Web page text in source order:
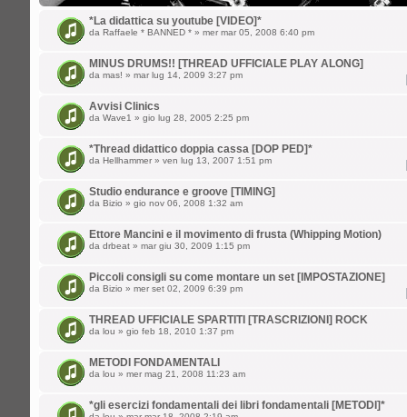
*La didattica su youtube [VIDEO]*
da Raffaele * BANNED * » mer mar 05, 2008 6:40 pm
MINUS DRUMS!! [THREAD UFFICIALE PLAY ALONG]
da mas! » mar lug 14, 2009 3:27 pm
Avvisi Clinics
da Wave1 » gio lug 28, 2005 2:25 pm
*Thread didattico doppia cassa [DOP PED]*
da Hellhammer » ven lug 13, 2007 1:51 pm
Studio endurance e groove [TIMING]
da Bizio » gio nov 06, 2008 1:32 am
Ettore Mancini e il movimento di frusta (Whipping Motion)
da drbeat » mar giu 30, 2009 1:15 pm
Piccoli consigli su come montare un set [IMPOSTAZIONE]
da Bizio » mer set 02, 2009 6:39 pm
THREAD UFFICIALE SPARTITI [TRASCRIZIONI] ROCK
da lou » gio feb 18, 2010 1:37 pm
METODI FONDAMENTALI
da lou » mer mag 21, 2008 11:23 am
*gli esercizi fondamentali dei libri fondamentali [METODI]*